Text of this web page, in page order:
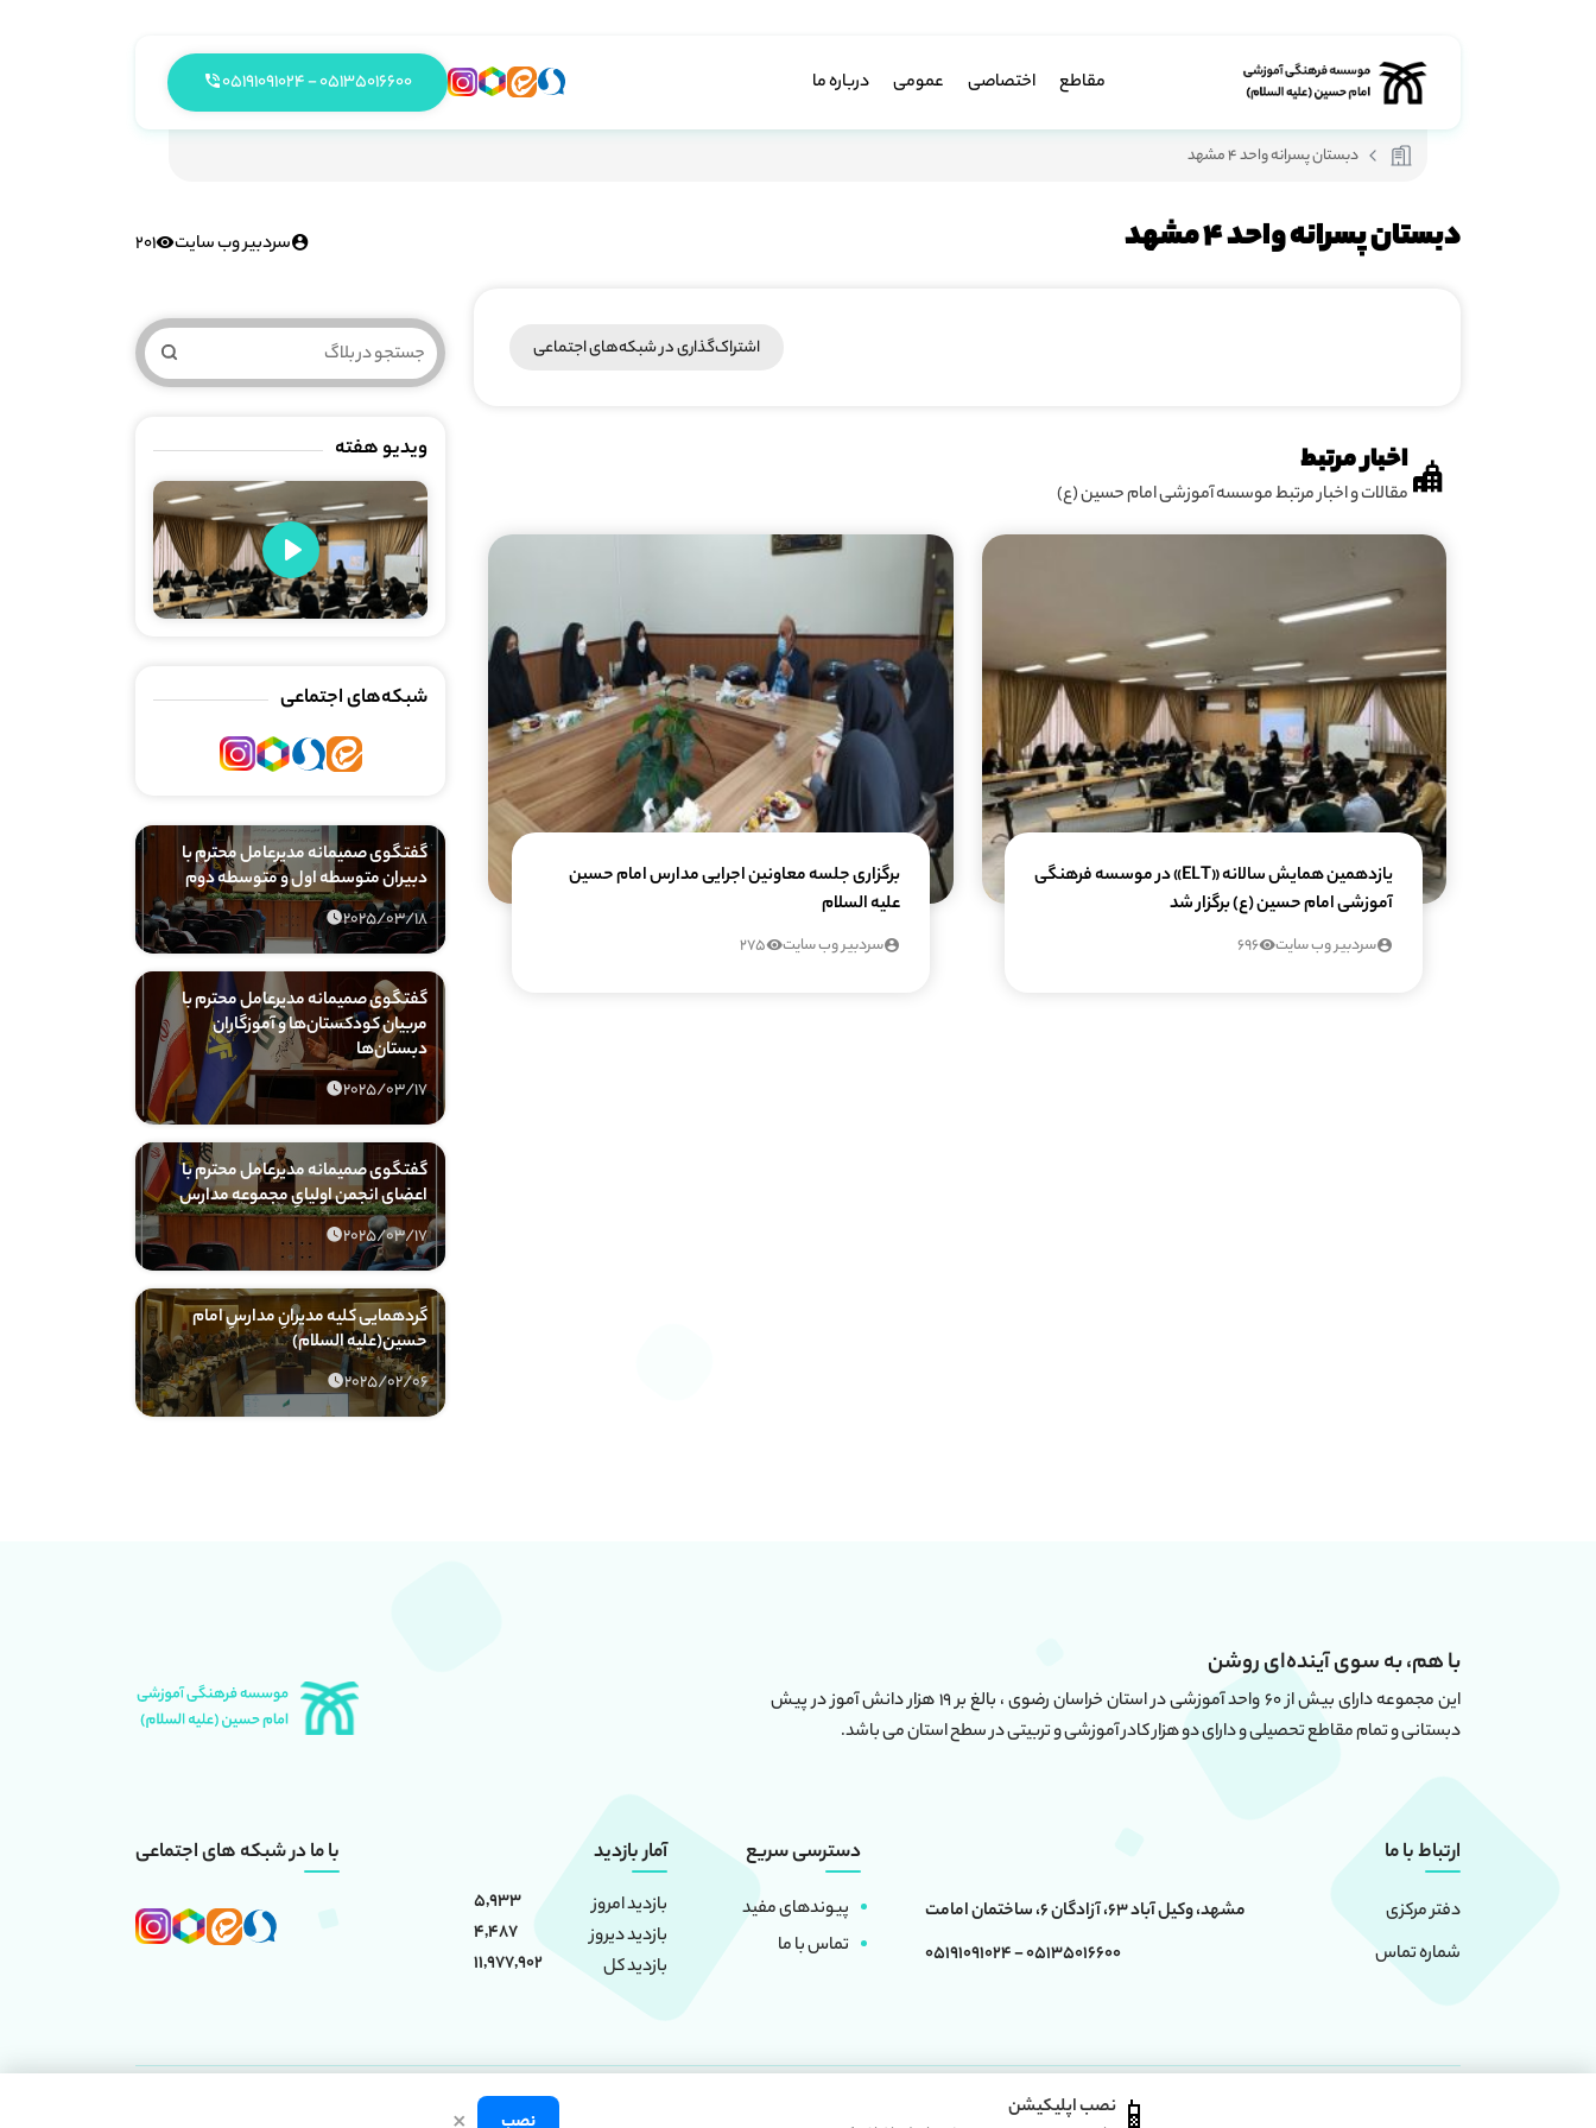
مقاطع اختصاصی عمومی درباره ما 05135016600 - 05191091024
دبستان پسرانه واحد 4 مشهد
دبستان پسرانه واحد 4 مشهد سردبیر وب سایت 201
اشتراک‌گذاری در شبکه‎‌های اجتماعی
اخبار مرتبط
مقالات و اخبار مرتبط موسسه آموزشی امام حسین (ع)
یازدهمین همایش سالانه «ELT» در موسسه فرهنگی
آموزشی امام حسین (ع) برگزار شد
سردبیر وب سایت 696
برگزاری جلسه معاونین اجرایی مدارس امام حسین
علیه السلام
سردبیر وب سایت 275
شبکه‌های اجتماعی
ویدیو هفته
Play
گفتگوی صمیمانه مدیرعامل محترم با
دبیران متوسطه اول و متوسطه دوم
2025/03/18
گفتگوی صمیمانه مدیرعامل محترم با
مربیان کودکستان‌ها و آموزگاران
دبستان‌ها
2025/03/17
گفتگوی صمیمانه مدیرعامل محترم با
اعضای انجمن اولیایِ مجموعه مدارس
2025/03/17
گردهمایی کلیه مدیرانِ مدارسِ امام
حسین(علیه السلام)
2025/02/06
با هم، به سوی آینده‌ای روشن
این مجموعه دارای بیش از ۶۰ واحد آموزشی در استان خراسان رضوی ، بالغ بر ۱۹ هزار دانش آموز در پیش
دبستانی و تمام مقاطع تحصیلی و دارای دو هزار کادر آموزشی و تربیتی در سطح استان می باشد.
ارتباط با ما
دفتر مرکزی
مشهد، وکیل آباد 63، آزادگان 6، ساختمان امامت
شماره تماس
05135016600 - 05191091024
دسترسی سریع
پیوندهای مفید
تماس با ما
آمار بازدید
بازدید امروز
5,933
بازدید دیروز
4,487
بازدید کل
11,977,902
با ما در شبکه های اجتماعی
استفاده از محتوا سایت ، فقط برای مقاصد غیر تجاری و با ذکر منبع بلامانع است. کلیه حقوق این سایت متعلق به موسسه فرهنگی آموزشی امام حسین (علیه السلام) نصب اپلیکیشن نصب